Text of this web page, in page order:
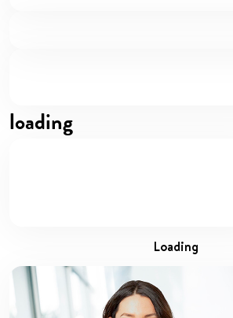
loading
loading